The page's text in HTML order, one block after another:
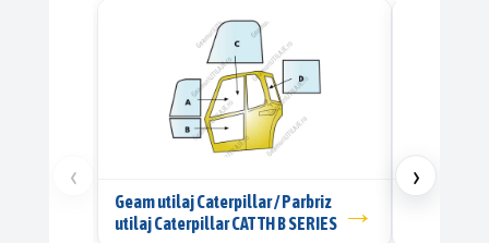
‹
Geam utilaj Caterpillar / Parbriz
utilaj Caterpillar CAT TH B SERIES → Geam
›